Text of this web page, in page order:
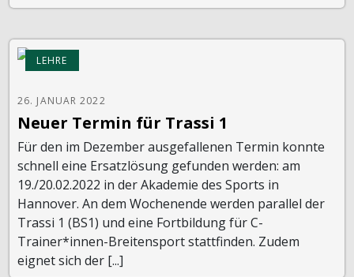
LEHRE
26. JANUAR 2022
Neuer Termin für Trassi 1
Für den im Dezember ausgefallenen Termin konnte
schnell eine Ersatzlösung gefunden werden: am
19./20.02.2022 in der Akademie des Sports in
Hannover. An dem Wochenende werden parallel der
Trassi 1 (BS1) und eine Fortbildung für C-
Trainer*innen-Breitensport stattfinden. Zudem
eignet sich der [...]